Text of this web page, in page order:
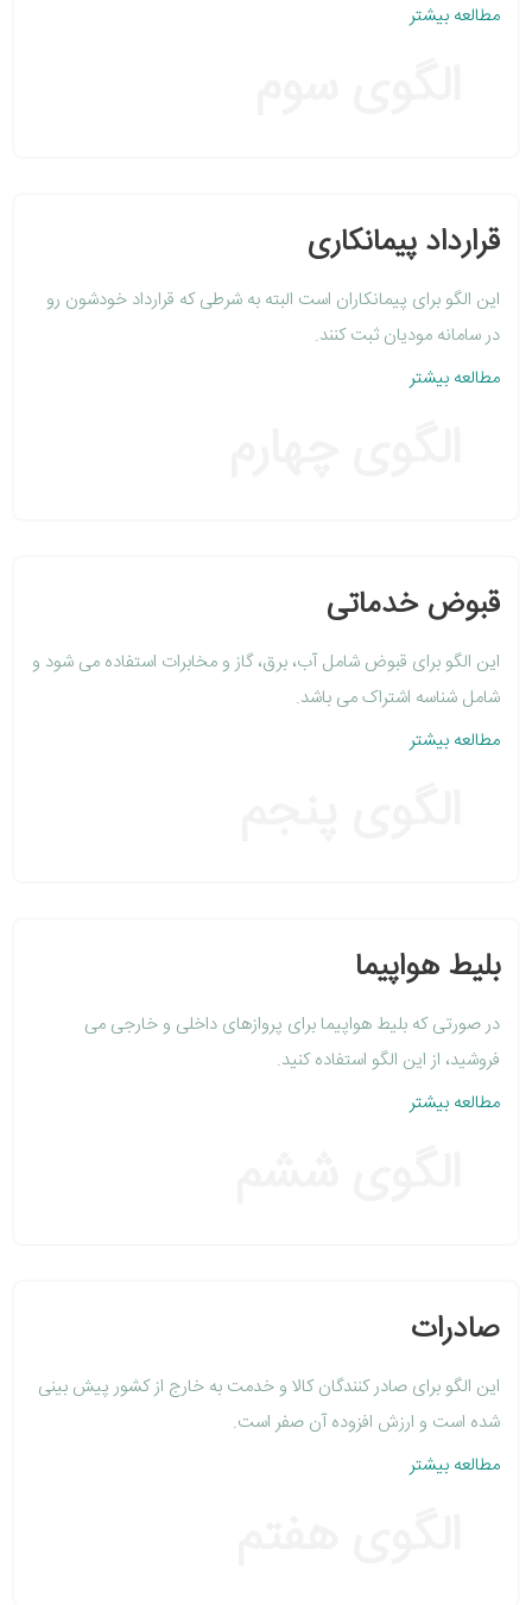
مطالعه بیشتر
قرارداد پیمانکاری
این الگو برای پیمانکاران است البته به شرطی که قرارداد خودشون رو
در سامانه مودیان ثبت کنند.
مطالعه بیشتر
قبوض خدماتی
این الگو برای قبوض شامل آب، برق، گاز و مخابرات استفاده می شود و
شامل شناسه اشتراک می باشد.
مطالعه بیشتر
بلیط هواپیما
در صورتی که بلیط هواپیما برای پروازهای داخلی و خارجی می
فروشید، از این الگو استفاده کنید.
مطالعه بیشتر
صادرات
این الگو برای صادر کنندگان کالا و خدمت به خارج از کشور پیش بینی
شده است و ارزش افزوده آن صفر است.
مطالعه بیشتر